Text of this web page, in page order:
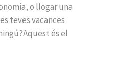
o llogar una
teves vacances
és el